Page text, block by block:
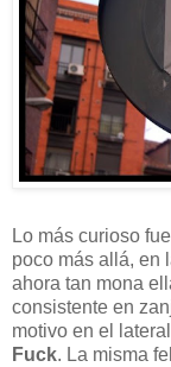
Lo más curioso
poco más allá, en
ahora tan mona
consistente en
motivo en el
Fuck. La misma